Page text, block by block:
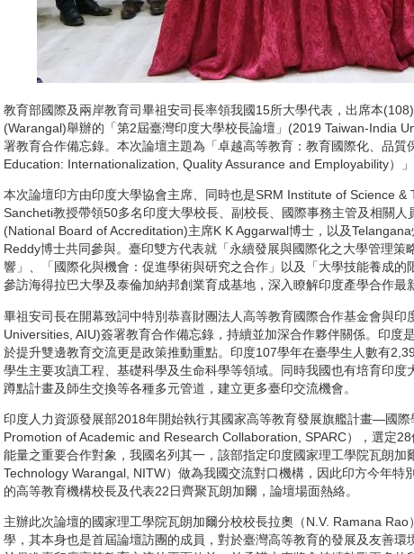
教育部國際及兩岸教育司畢祖安司長率領我國15所大學代表，出席本
(Warangal)舉辦的「第2屆臺灣印度大學校長論壇」(2019 Taiwan-India
署教育合作備忘錄。本次論壇主題為「卓越高等教育：教育國際化、品質
Education: Internationalization, Quality Assurance and Employability）」
本次論壇印方由印度大學協會主席、同時也是SRM Institute of Science &
Sancheti教授帶領50多名印度大學校長、副校長、國際事務主管及相關人
(National Board of Accreditation)主席K K Aggarwal博士，以及
Reddy博士共同參與。臺印雙方代表就「永續發展與國際化之大學管理策
響」、「國際化與機會：促進學術與研究之合作」以及「大學技能養成的
參訪海得拉巴大學及泰倫加納邦創業育成基地，深入瞭解印度產學合作最
畢祖安司長在開幕致詞中特別恭喜財團法人高等教育國際合作基金會與
Universities, AIU)簽署教育合作備忘錄，持續並加深合作夥伴關係。印度
於提升雙邊教育交流更是政策推動重點。印度107學年在臺學生人數有
學生主要攻讀工程、基礎科學及生命科學等領域。同時我國也有培育印
蹲點計畫及師生交換等各種多元管道，建立更多臺印交流機會。
印度人力資源發展部2018年開始執行其國家高等教育發展旗艦計畫—國
Promotion of Academic and Research Collaboration, SPARC），選定
能量之重要合作對象，我國名列其一，該部指定印度國家理工學院瓦朗
Technology Warangal, NITW）做為我國交流對口機構，因此印方今年特
的高等教育機構校長及代表22日齊聚瓦朗加爾，論壇場面熱絡。
主辦此次論壇的國家理工學院瓦朗加爾分校校長拉奧（N.V. Ramana
學，其本身也是首屆論壇訪團的成員，對於臺灣高等教育的發展及友善